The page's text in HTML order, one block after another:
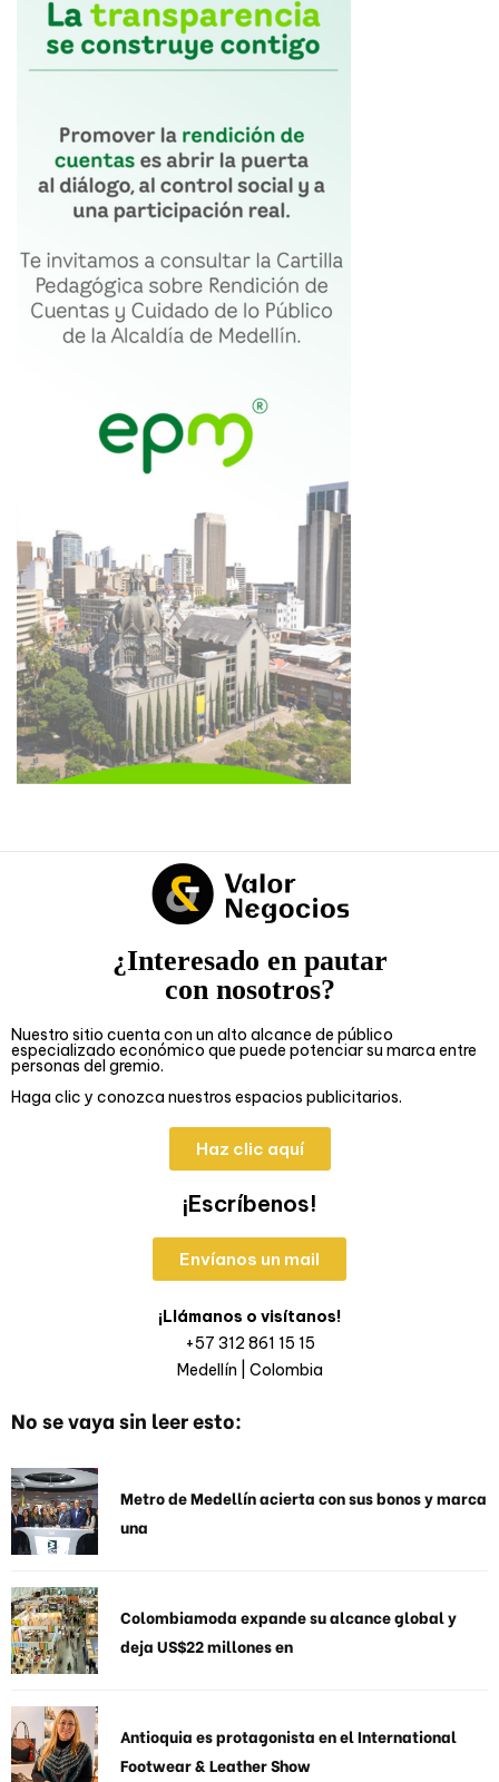
¿Interesado en pautar
con nosotros?
Nuestro sitio cuenta con un alto alcance de público
especializado económico que puede potenciar su marca entre
personas del gremio.
Haga clic y conozca nuestros espacios publicitarios.
Haz clic aquí
¡Escríbenos!
Envíanos un mail
¡Llámanos o visítanos!
+57 312 861 15 15
Medellín | Colombia
No se vaya sin leer esto:
Metro de Medellín acierta con sus bonos y marca
una
Colombiamoda expande su alcance global y
deja US$22 millones en
Antioquia es protagonista en el International
Footwear & Leather Show